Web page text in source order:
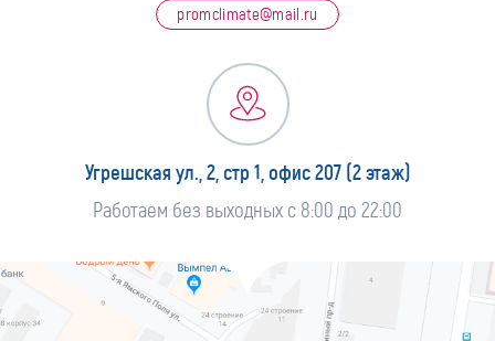
promclimate@mail.ru
Угрешская ул., 2, стр 1, офис 207 (2 этаж)
Работаем без выходных с 8:00 до 22:00